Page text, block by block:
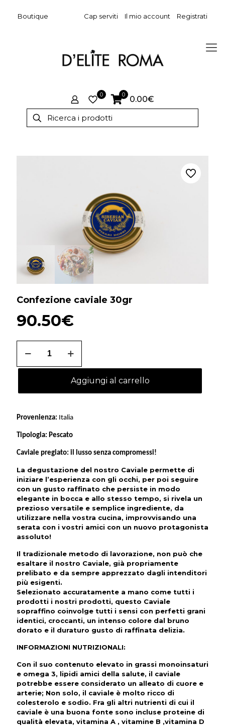
Boutique Cap serviti Il mio account Registrati
0 0 0.00€
Confezione caviale 30gr
90.50€
caviale
Aggiungi al carrello
Provenienza: Italia
Tipologia: Pescato
Caviale pregiato: il lusso senza compromessi!
La degustazione del nostro Caviale permette di
iniziare l’esperienza con gli occhi, per poi seguire
con un gusto raffinato che persiste in modo
elegante in bocca e allo stesso tempo, si rivela un
prezioso versatile e semplice ingrediente, da
utilizzare nella vostra cucina, improvvisando una
serata con i vostri amici con un nuovo protagonista
assoluto!
Il tradizionale metodo di lavorazione, non può che
esaltare il nostro Caviale, già propriamente
prelibato e da sempre apprezzato dagli intenditori
più esigenti.
Selezionato accuratamente a mano come tutti i
prodotti i nostri prodotti, questo Caviale
sopraffino coinvolge tutti i sensi con perfetti grani
identici, croccanti, un intenso colore dal bruno
dorato e il duraturo gusto di raffinata delizia.
INFORMAZIONI NUTRIZIONALI:
Con il suo contenuto elevato in grassi monoinsaturi
e omega 3, lipidi amici della salute, il caviale
potrebbe essere considerato un alleato di cuore e
arterie; Non solo, il caviale è molto ricco di
colesterolo e sodio. Fra gli altri nutrienti di cui il
caviale è una buona fonte sono incluse proteine di
qualità elevata, vitamina A , vitamine B ,vitamina D